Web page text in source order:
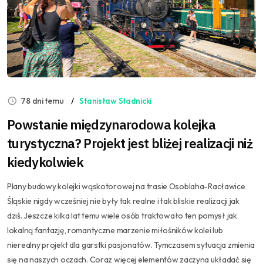
78 dni temu Stanisław Stadnicki
Powstanie międzynarodowa kolejka
turystyczna? Projekt jest bliżej realizacji niż
kiedykolwiek
Plany budowy kolejki wąskotorowej na trasie Osoblaha-Racławice
Śląskie nigdy wcześniej nie były tak realne i tak bliskie realizacji jak
dziś. Jeszcze kilka lat temu wiele osób traktowało ten pomysł jak
lokalną fantazję, romantyczne marzenie miłośników kolei lub
nierealny projekt dla garstki pasjonatów. Tymczasem sytuacja zmienia
się na naszych oczach. Coraz więcej elementów zaczyna układać się